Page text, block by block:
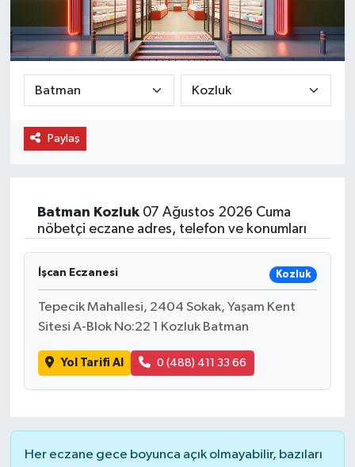
Paylaş
Batman Kozluk07 Ağustos 2026 Cuma
nöbetçi eczane adres, telefon ve konumları
İşcan Eczanesi Kozluk
Tepecik Mahallesi, 2404 Sokak, Yaşam Kent
Sitesi A-Blok No:22 1 Kozluk Batman
Yol Tarifi Al 0 (488) 411 33 66
Her eczane gece boyunca açık olmayabilir, bazıları